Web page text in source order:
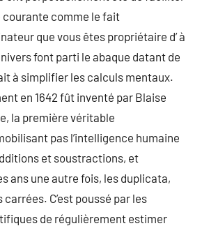
courante comme le fait
que vous êtes propriétaire d’ à
font parti le abaque datant de
à simplifier les calculs mentaux.
en 1642 fût inventé par Blaise
la première véritable
pas l’intelligence humaine
et soustractions, et
ans une autre fois, les duplicata,
C’est poussé par les
de régulièrement estimer